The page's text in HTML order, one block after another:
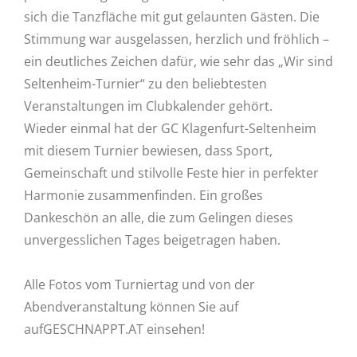
sich die Tanzfläche mit gut gelaunten Gästen. Die
Stimmung war ausgelassen, herzlich und fröhlich –
ein deutliches Zeichen dafür, wie sehr das „Wir sind
Seltenheim-Turnier“ zu den beliebtesten
Veranstaltungen im Clubkalender gehört.
Wieder einmal hat der GC Klagenfurt-Seltenheim
mit diesem Turnier bewiesen, dass Sport,
Gemeinschaft und stilvolle Feste hier in perfekter
Harmonie zusammenfinden. Ein großes
Dankeschön an alle, die zum Gelingen dieses
unvergesslichen Tages beigetragen haben.
Alle Fotos vom Turniertag und von der
Abendveranstaltung können Sie auf
aufGESCHNAPPT.AT einsehen!